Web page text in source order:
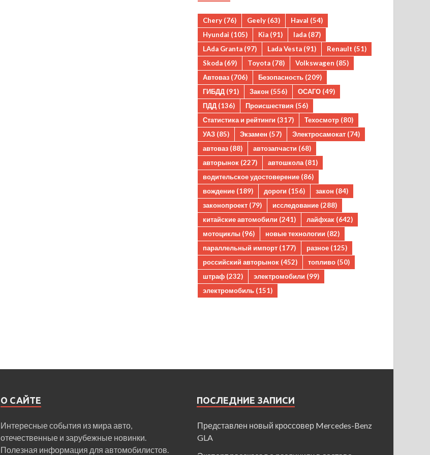
Chery (76) Geely (63) Haval (54)
Hyundai (105) Kia (91) lada (87)
LAda Granta (97) Lada Vesta (91) Renault (51)
Skoda (69) Toyota (78) Volkswagen (85)
Автоваз (706) Безопасность (209)
ГИБДД (91) Закон (556) ОСАГО (49)
ПДД (136) Происшествия (56)
Статистика и рейтинги (317) Техосмотр (80)
УАЗ (85) Экзамен (57) Электросамокат (74)
автоваз (88) автозапчасти (68)
авторынок (227) автошкола (81)
водительское удостоверение (86)
вождение (189) дороги (156) закон (84)
законопроект (79) исследование (288)
китайские автомобили (241) лайфхак (642)
мотоциклы (96) новые технологии (82)
параллельный импорт (177) разное (125)
российский авторынок (452) топливо (50)
штраф (232) электромобили (99)
электромобиль (151)
О САЙТЕ
Интересные события из мира авто,
отечественные и зарубежные новинки.
Полезная информация для автомобилистов.
ПОСЛЕДНИЕ ЗАПИСИ
Представлен новый кроссовер Mercedes-Benz
GLA